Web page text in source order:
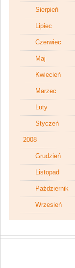
Sierpień
Lipiec
Czerwiec
Maj
Kwiecień
Marzec
Luty
Styczeń
2008
Grudzień
Listopad
Październik
Wrzesień